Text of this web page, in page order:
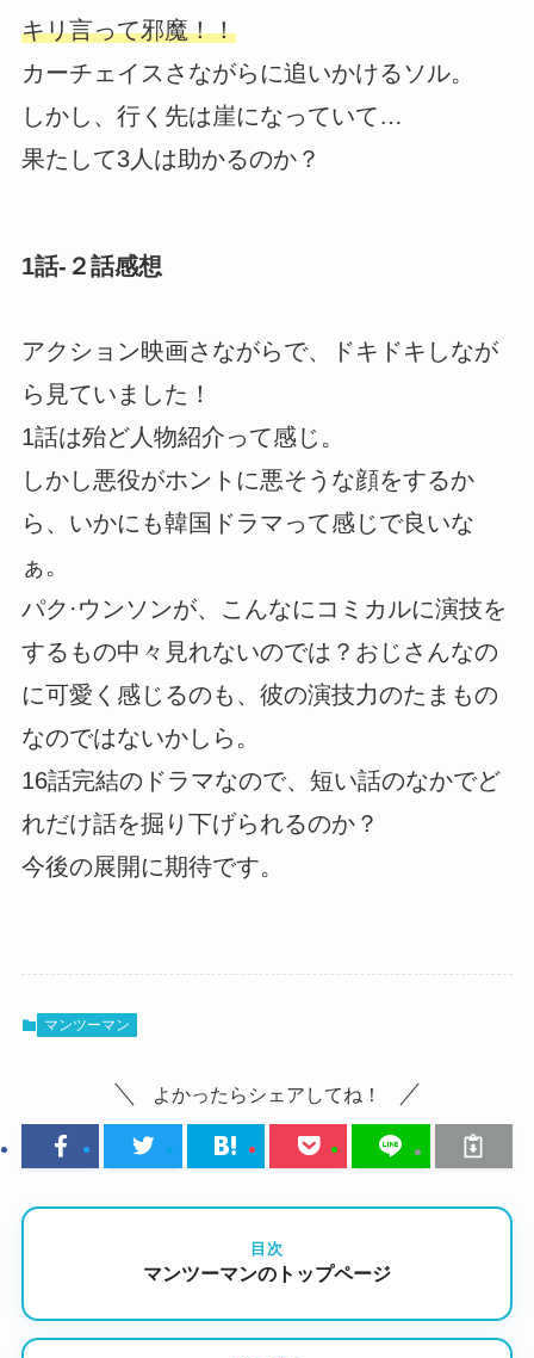
キリ言って邪魔！！
カーチェイスさながらに追いかけるソル。
しかし、行く先は崖になっていて…
果たして3人は助かるのか？
1話-２話感想
アクション映画さながらで、ドキドキしなが
ら見ていました！
1話は殆ど人物紹介って感じ。
しかし悪役がホントに悪そうな顔をするか
ら、いかにも韓国ドラマって感じで良いな
ぁ。
パク·ウンソンが、こんなにコミカルに演技を
するもの中々見れないのでは？おじさんなの
に可愛く感じるのも、彼の演技力のたまもの
なのではないかしら。
16話完結のドラマなので、短い話のなかでど
れだけ話を掘り下げられるのか？
今後の展開に期待です。
マンツーマン
よかったらシェアしてね！
目次
マンツーマンのトップページ